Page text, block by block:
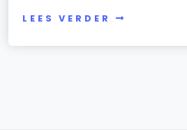
LEES VERDER